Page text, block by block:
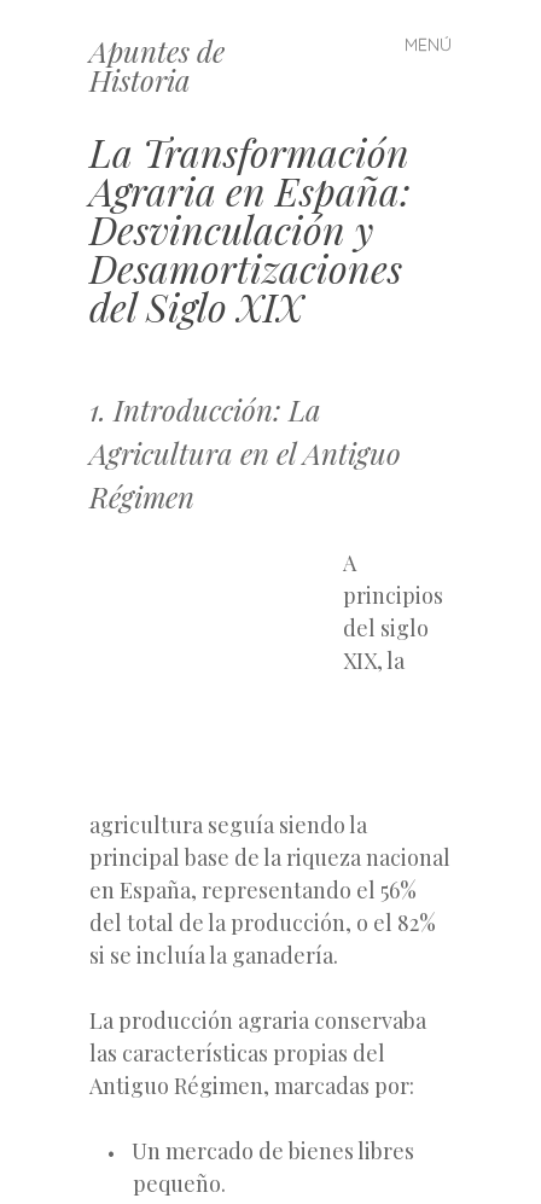
Apuntes de
Historia
MENÚ
Saltar
al
La Transformación
Agraria en España:
Desvinculación y
Desamortizaciones
del Siglo XIX
1. Introducción: La
Agricultura en el Antiguo
Régimen
A
principios
del siglo
XIX, la
agricultura seguía siendo la
principal base de la riqueza nacional
en España, representando el 56%
del total de la producción, o el 82%
si se incluía la ganadería.
La producción agraria conservaba
las características propias del
Antiguo Régimen, marcadas por:
Un mercado de bienes libres
pequeño.